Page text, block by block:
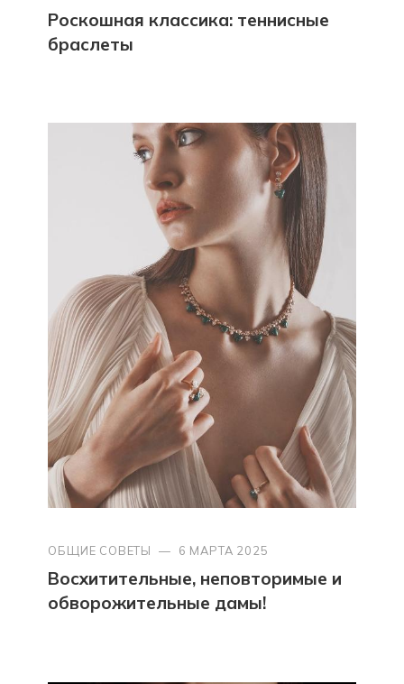
Роскошная классика: теннисные
браслеты
ОБЩИЕ СОВЕТЫ — 6 МАРТА 2025
Восхитительные, неповторимые и
обворожительные дамы!